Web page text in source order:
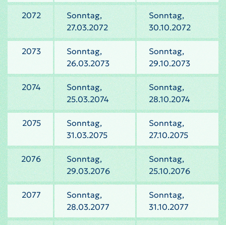
2072
Sonntag,
27.03.2072
Sonntag,
30.10.2072
2073
Sonntag,
26.03.2073
Sonntag,
29.10.2073
2074
Sonntag,
25.03.2074
Sonntag,
28.10.2074
2075
Sonntag,
31.03.2075
Sonntag,
27.10.2075
2076
Sonntag,
29.03.2076
Sonntag,
25.10.2076
2077
Sonntag,
28.03.2077
Sonntag,
31.10.2077